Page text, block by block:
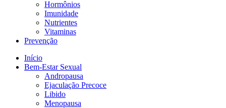
Hormônios
Imunidade
Nutrientes
Vitaminas
Prevenção
Início
Bem-Estar Sexual
Andropausa
Ejaculação Precoce
Libido
Menopausa